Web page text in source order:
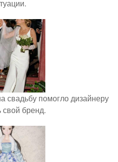
свадьбу помогло дизайнеру
свой бренд.